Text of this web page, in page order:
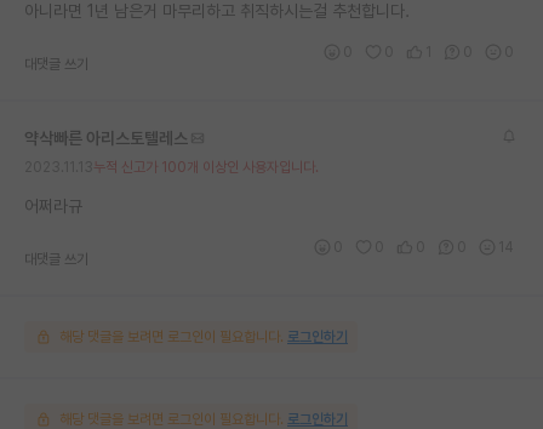
아니라면 1년 남은거 마무리하고 취직하시는걸 추천합니다.
대댓글 쓰기
약삭빠른 아리스토텔레스
누적 신고가 100개 이상인 사용자입니다.
어쩌라규
대댓글 쓰기
해당 댓글을 보려면 로그인이 필요합니다. 로그인하기
해당 댓글을 보려면 로그인이 필요합니다. 로그인하기